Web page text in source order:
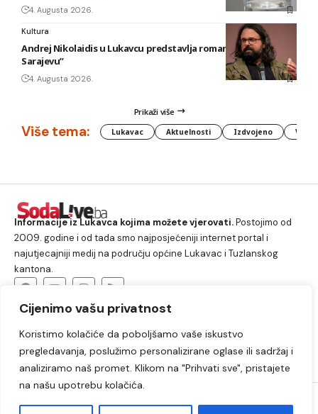
Cijenimo vašu privatnost
Koristimo kolačiće da poboljšamo vaše iskustvo
pregledavanja, poslužimo personalizirane oglase ili sadržaj i
analiziramo naš promet. Klikom na "Prihvati sve", pristajete
na našu upotrebu kolačića.
4. Augusta 2026.
Kultura
Andrej Nikolaidis u Lukavcu predstavlja roman “Safari u
Sarajevu”
4. Augusta 2026.
Prikaži više
Više tema: Lukavac Aktuelnosti Izdvojeno
Informacije iz Lukavca kojima možete vjerovati.Postojimo od
2009. godine i od tada smo najposjećeniji internet portal i
najutjecajniji medij na području općine Lukavac i Tuzlanskog
kantona.
Lukavac Društvo Crna hronika
Sport
Kultura
Kolumne Slobodno vrijeme